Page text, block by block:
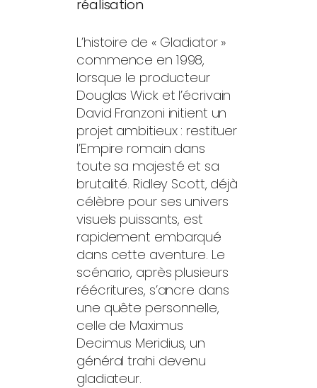
réalisation
L’histoire de « Gladiator »
commence en 1998,
lorsque le producteur
Douglas Wick et l’écrivain
David Franzoni initient un
projet ambitieux : restituer
l’Empire romain dans
toute sa majesté et sa
brutalité. Ridley Scott, déjà
célèbre pour ses univers
visuels puissants, est
rapidement embarqué
dans cette aventure. Le
scénario, après plusieurs
réécritures, s’ancre dans
une quête personnelle,
celle de Maximus
Decimus Meridius, un
général trahi devenu
gladiateur.